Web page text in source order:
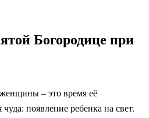
Богородице при
– это время её
появление ребенка на свет.